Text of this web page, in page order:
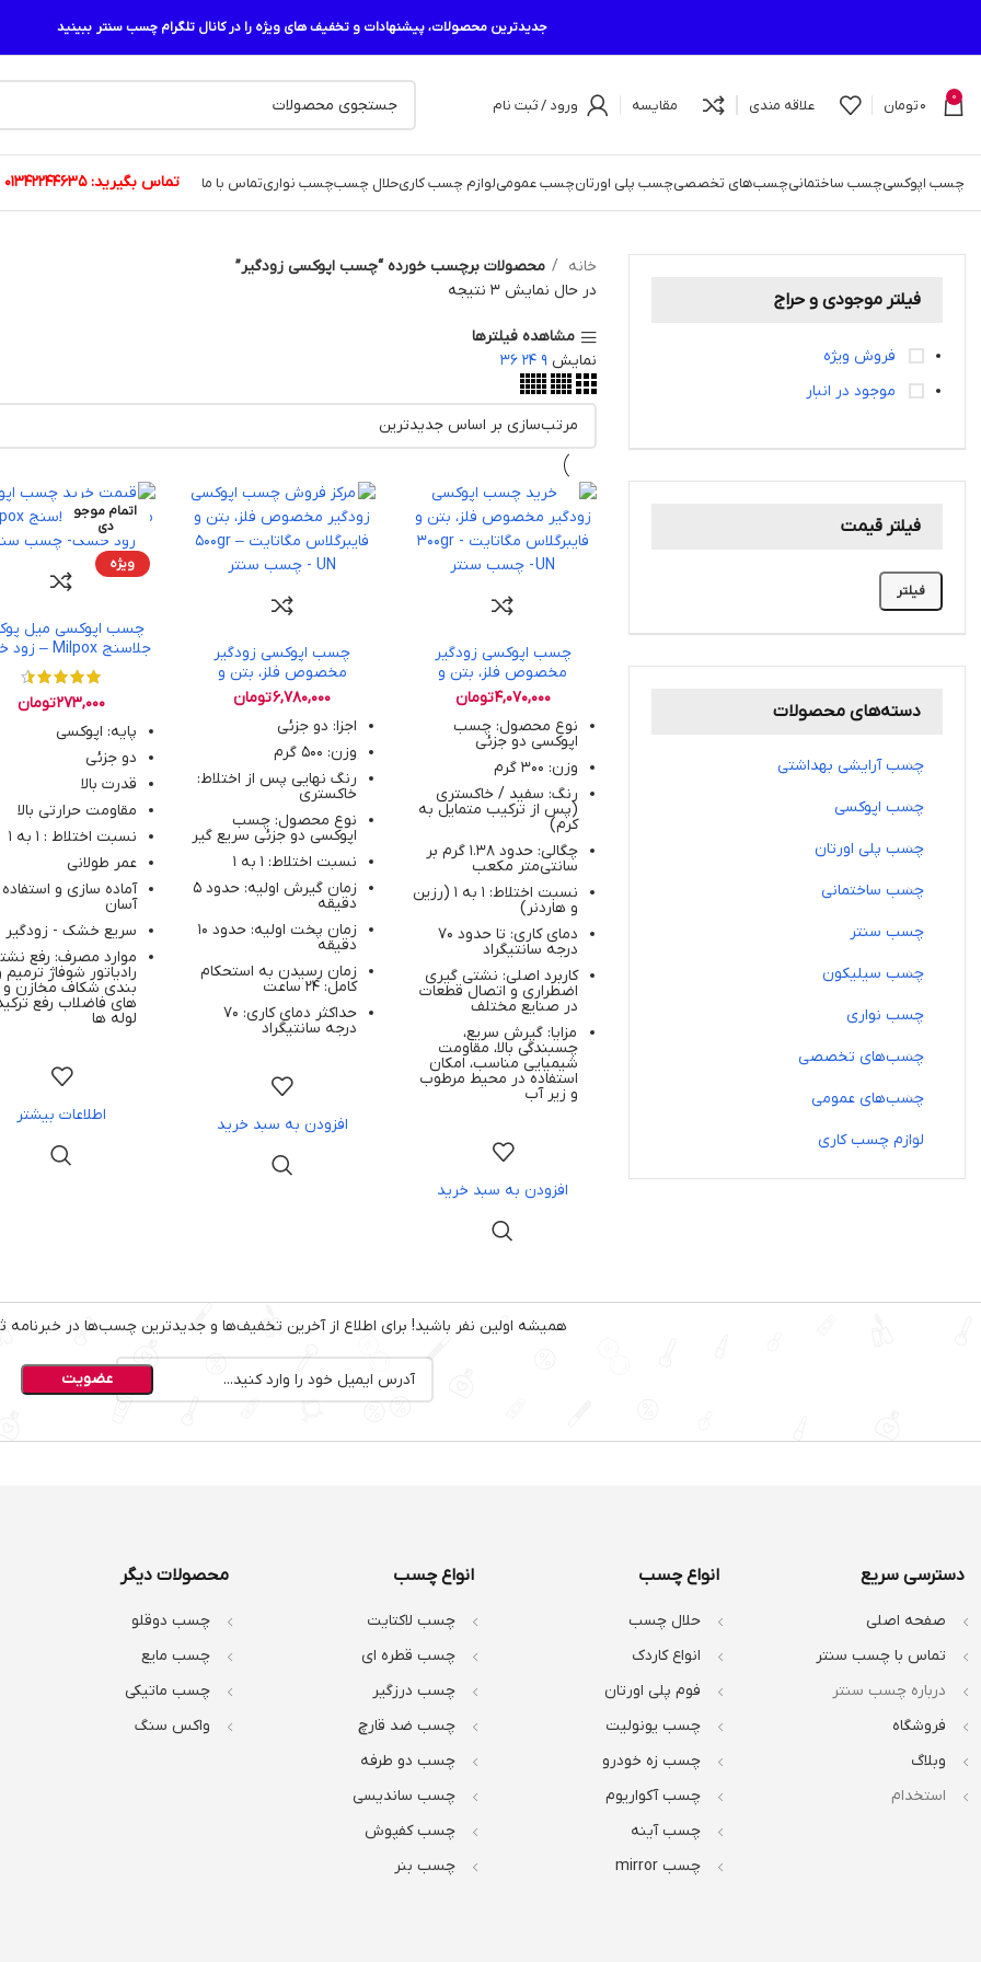
جدیدترین محصولات، پیشنهادات و تخفیف های ویژه را در کانال تلگرام چسب سنتر ببینید
0
0تومان علاقه مندی مقایسه ورود / ثبت نام
چسب اپوکسیچسب ساختمانیچسب‌های تخصصیچسب پلی اورتانچسب عمومیلوازم چسب کاریحلال چسبچسب نواریتماس با ما تماس بگیرید: 01342244635
فیلتر موجودی و حراج
فروش ویژه
موجود در انبار
فیلتر قیمت
فیلتر
دسته‌های محصولات
چسب آرایشی بهداشتی
چسب اپوکسی
چسب پلی اورتان
چسب ساختمانی
چسب سنتر
چسب سیلیکون
چسب نواری
چسب‌های تخصصی
چسب‌های عمومی
لوازم چسب کاری
خانه
محصولات برچسب خورده “چسب اپوکسی زودگیر”
در حال نمایش 3 نتیجه
مشاهده فیلترها
نمایش 9
24
36
چسب اپوکسی زودگیر
مخصوص فلز، بتن و
فایبرگلاس مگاتایت 300gr –
4,070,000تومان
نوع محصول: چسب
اپوکسی دو جزئی
وزن: 300 گرم
رنگ: سفید / خاکستری
(پس از ترکیب متمایل به
کرم)
چگالی: حدود 1.38 گرم بر
سانتی‌متر مکعب
نسبت اختلاط: 1 به 1 (رزین
و هاردنر)
دمای کاری: تا حدود 70
درجه سانتیگراد
کاربرد اصلی: نشتی‌ گیری
اضطراری و اتصال قطعات
در صنایع مختلف
مزایا: گیرش سریع،
چسبندگی بالا، مقاومت
شیمیایی مناسب، امکان
استفاده در محیط مرطوب
و زیر آب
افزودن به سبد خرید
چسب اپوکسی زودگیر
مخصوص فلز، بتن و
فایبرگلاس مگاتایت 500gr –
6,780,000تومان
اجزا: دو جزئی
وزن: 500 گرم
رنگ نهایی پس از اختلاط:
خاکستری
نوع محصول: چسب
اپوکسی دو جزئی سریع‌ گیر
نسبت اختلاط: 1 به 1
زمان گیرش اولیه: حدود 5
دقیقه
زمان پخت اولیه: حدود 10
دقیقه
زمان رسیدن به استحکام
کامل: 24 ساعت
حداکثر دمای کاری: 70
درجه سانتیگراد
افزودن به سبد خرید
اتمام موجو
دی
ویژه
چسب اپوکسی میل
جلاسنج Milpox – زود خشک
273,000تومان
پایه: اپوکسی
دو جزئی
قدرت بالا
مقاومت حرارتی بالا
نسبت اختلاط : 1 به 1
عمر طولانی
آماده سازی و استفاده
آسان
سریع خشک - زودگیر
موارد مصرف: رفع
رادیاتور شوفاژ
بندی شکاف مخازن و
های فاضلاب رفع
لوله ها
اطلاعات بیشتر
همیشه اولین نفر باشید! برای اطلاع از آخرین تخفیف‌ها و جدیدترین چسب‌ها در خبرنامه
دسترسی سریع
صفحه اصلی
تماس با چسب سنتر
درباره چسب سنتر
فروشگاه
وبلاگ
استخدام
انواع چسب
حلال چسب
انواع کاردک
فوم پلی اورتان
چسب یونولیت
چسب زه خودرو
چسب آکواریوم
چسب آینه
چسب mirror
انواع چسب
چسب لاکتایت
چسب قطره ای
چسب درزگیر
چسب ضد قارچ
چسب دو طرفه
چسب ساندیسی
چسب کفپوش
چسب بنر
محصولات دیگر
چسب دوقلو
چسب مایع
چسب ماتیکی
واکس سنگ